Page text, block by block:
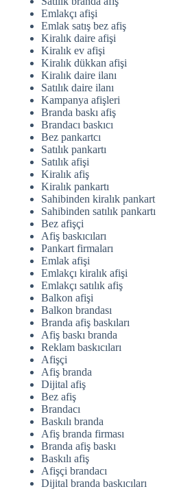
Emlakçı afişi
Emlak satış bez afiş
Kiralık daire afişi
Kiralık ev afişi
Kiralık dükkan afişi
Kiralık daire ilanı
Satılık daire ilanı
Kampanya afişleri
Branda baskı afiş
Brandacı baskıcı
Bez pankartcı
Satılık pankartı
Satılık afişi
Kiralık afiş
Kiralık pankartı
Sahibinden kiralık pankart
Sahibinden satılık pankartı
Bez afişçi
Afiş baskıcıları
Pankart firmaları
Emlak afişi
Emlakçı kiralık afişi
Emlakçı satılık afiş
Balkon afişi
Balkon brandası
Branda afiş baskıları
Afiş baskı branda
Reklam baskıcıları
Afişçi
Afiş branda
Dijital afiş
Bez afiş
Brandacı
Baskılı branda
Afiş branda firması
Branda afiş baskı
Baskılı afiş
Afişçi brandacı
Dijital branda baskıcıları